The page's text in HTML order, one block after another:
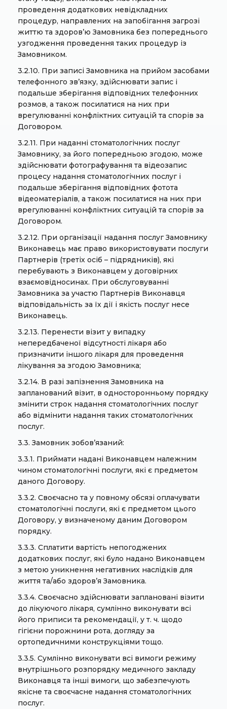
проведення додаткових невідкладних
процедур, направлених на запобігання загрозі
життю та здоров’ю Замовника без попереднього
узгодження проведення таких процедур із
Замовником.
3.2.10. При записі Замовника на прийом засобами
телефонного зв’язку, здійснювати запис і
подальше зберігання відповідних телефонних
розмов, а також посилатися на них при
врегулюванні конфліктних ситуацій та спорів за
Договором.
3.2.11. При наданні стоматологічних послуг
Замовнику, за його попередньою згодою, може
здійснювати фотографування та відеозапис
процесу надання стоматологічних послуг і
подальше зберігання відповідних фотота
відеоматеріалів, а також посилатися на них при
врегулюванні конфліктних ситуацій та спорів за
Договором.
3.2.12. При організації надання послуг Замовнику
Виконавець має право використовувати послуги
Партнерів (третіх осіб – підрядників), які
перебувають з Виконавцем у договірних
взаємовідносинах. При обслуговуванні
Замовника за участю Партнерів Виконавця
відповідальність за їх дії і якість послуг несе
Виконавець.
3.2.13. Перенести візит у випадку
непередбаченої відсутності лікаря або
призначити іншого лікаря для проведення
лікування за згодою Замовника;
3.2.14. В разі запізнення Замовника на
запланований візит, в односторонньому порядку
змінити строк надання стоматологічних послуг
або відмінити надання таких стоматологічних
послуг.
3.3. Замовник зобов’язаний:
3.3.1. Приймати надані Виконавцем належним
чином стоматологічні послуги, які є предметом
даного Договору.
3.3.2. Своєчасно та у повному обсязі оплачувати
стоматологічні послуги, які є предметом цього
Договору, у визначеному даним Договором
порядку.
3.3.3. Сплатити вартість непогоджених
додаткових послуг, які було надано Виконавцем
з метою уникнення негативних наслідків для
життя та/або здоров’я Замовника.
3.3.4. Своєчасно здійснювати заплановані візити
до лікуючого лікаря, сумлінно виконувати всі
його приписи та рекомендації, у т. ч. щодо
гігієни порожнини рота, догляду за
ортопедичними конструкціями тощо.
3.3.5. Сумлінно виконувати всі вимоги режиму
внутрішнього розпорядку медичного закладу
Виконавця та інші вимоги, що забезпечують
якісне та своєчасне надання стоматологічних
послуг.